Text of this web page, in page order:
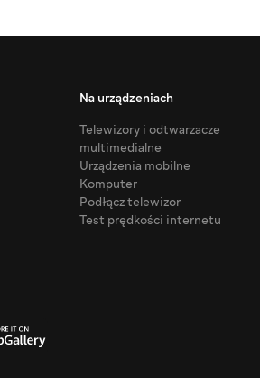
Na urządzeniach
Telewizory i odtwarzacze
multimedialne
Urządzenia mobilne
Komputer
Podłącz telewizor
Test prędkości internetu